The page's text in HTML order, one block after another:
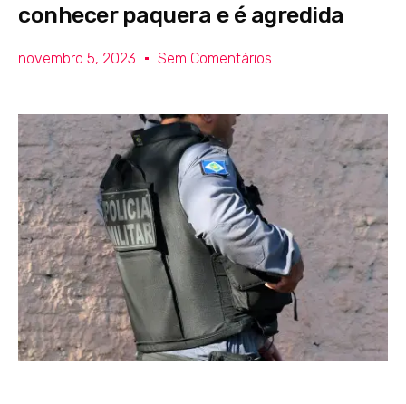
conhecer paquera e é agredida
novembro 5, 2023 Sem Comentários